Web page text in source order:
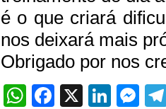
é o que criará
nos deixará mais
Obrigado por nos
WhatsApp
Facebook
X